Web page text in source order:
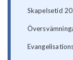
Skapelsetid